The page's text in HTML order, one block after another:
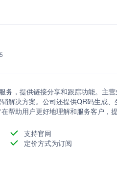
5
务，提供链接分享和跟踪功能。主
解决方案。公司还提供QR码生成
帮助用户更好地理解和服务客户，提
支持官网
定价方式为订阅